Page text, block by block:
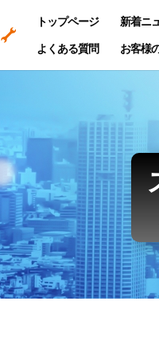
トップページ 新着ニ
よくある質問 お客様